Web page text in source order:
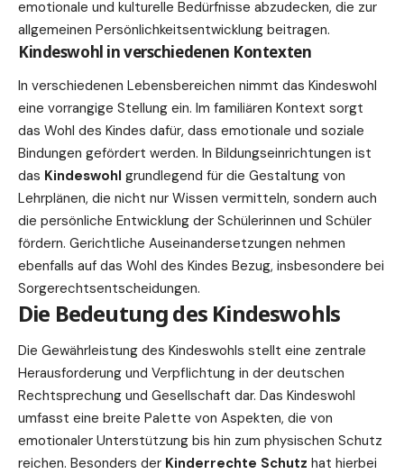
emotionale und kulturelle Bedürfnisse abzudecken, die zur
allgemeinen Persönlichkeitsentwicklung beitragen.
Kindeswohl in verschiedenen Kontexten
In verschiedenen Lebensbereichen nimmt das Kindeswohl
eine vorrangige Stellung ein. Im familiären Kontext sorgt
das Wohl des Kindes dafür, dass emotionale und soziale
Bindungen gefördert werden. In Bildungseinrichtungen ist
das Kindeswohl grundlegend für die Gestaltung von
Lehrplänen, die nicht nur Wissen vermitteln, sondern auch
die persönliche Entwicklung der Schülerinnen und Schüler
fördern. Gerichtliche Auseinandersetzungen nehmen
ebenfalls auf das Wohl des Kindes Bezug, insbesondere bei
Sorgerechtsentscheidungen.
Die Bedeutung des Kindeswohls
Die Gewährleistung des Kindeswohls stellt eine zentrale
Herausforderung und Verpflichtung in der deutschen
Rechtsprechung und Gesellschaft dar. Das Kindeswohl
umfasst eine breite Palette von Aspekten, die von
emotionaler Unterstützung bis hin zum physischen Schutz
reichen. Besonders der Kinderrechte Schutz hat hierbei